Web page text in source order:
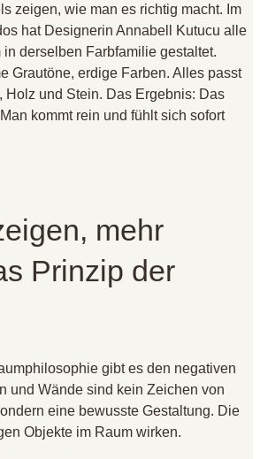
zeigen, wie man es richtig macht. Im
hat Designerin Annabell Kutucu alle
derselben Farbfamilie gestaltet.
Grautöne, erdige Farben. Alles passt
Holz und Stein. Das Ergebnis: Das
kommt rein und fühlt sich sofort
mehr
Prinzip der
gibt es den negativen
und Wände sind kein Zeichen von
eine bewusste Gestaltung. Die
Objekte im Raum wirken.